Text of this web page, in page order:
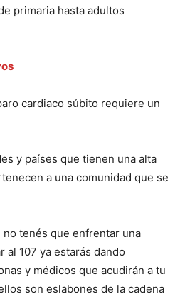
primaria hasta adultos
cardiaco súbito requiere un
y países que tienen una alta
a una comunidad que se
tenés que enfrentar una
al 107 ya estarás dando
y médicos que acudirán a tu
son eslabones de la cadena